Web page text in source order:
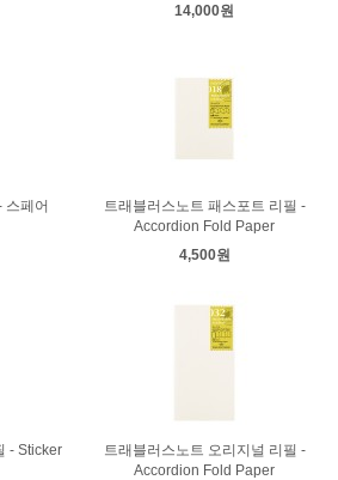
14,000원
스페어
트래블러스노트 패스포트 리필 -
Accordion Fold Paper
4,500원
- Sticker
트래블러스노트 오리지널 리필 -
Accordion Fold Paper